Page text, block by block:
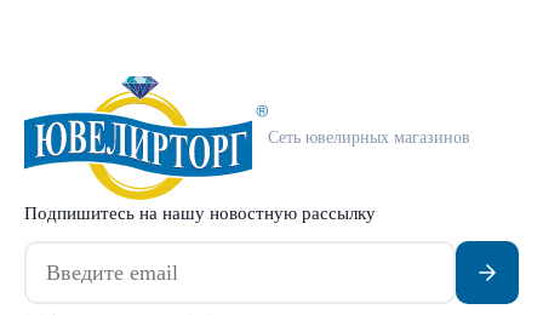
Сеть ювелирных магазинов
Подпишитесь на нашу новостную рассылку